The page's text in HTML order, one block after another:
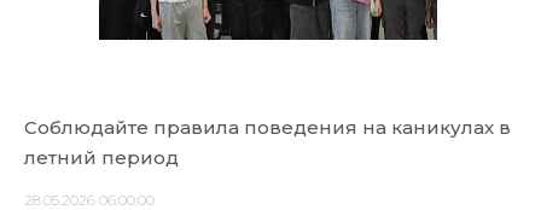
Соблюдайте правила поведения на каникулах в
летний период
28.05.2026 06:00:00